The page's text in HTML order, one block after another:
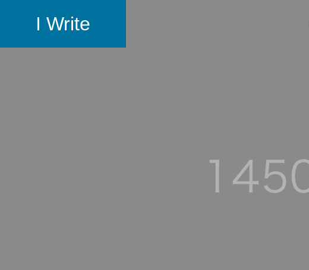
I Write